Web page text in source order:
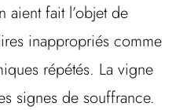
aient fait l’objet de
inappropriés comme
répétés. La vigne
signes de souffrance.